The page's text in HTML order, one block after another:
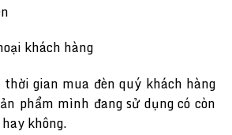
khách hàng
gian mua đèn quý khách hàng
phẩm mình đang sử dụng có còn
không.